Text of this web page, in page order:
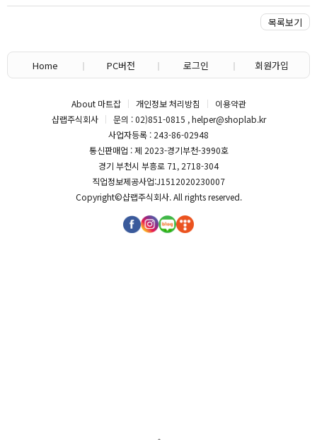
목록보기
Home PC버전 로그인 회원가입
About 마트잡 개인정보 처리방침
이용약관
샵랩주식회사
문의 : 02)851-0815 , helper@shoplab.kr
사업자등록 : 243-86-02948
통신판매업 : 제 2023-경기부천-3990호
경기 부천시 부흥로 71, 2718-304
직업정보제공사업:J1512020230007
Copyright©샵랩주식회사. All rights reserved.